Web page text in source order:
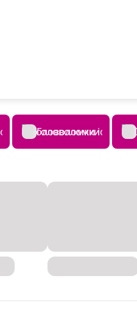
Головоломки